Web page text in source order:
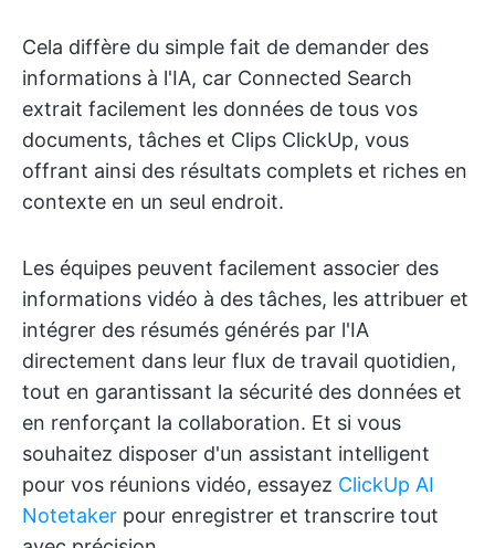
Cela diffère du simple fait de demander des
informations à l'IA, car Connected Search
extrait facilement les données de tous vos
documents, tâches et Clips ClickUp, vous
offrant ainsi des résultats complets et riches en
contexte en un seul endroit.
Les équipes peuvent facilement associer des
informations vidéo à des tâches, les attribuer et
intégrer des résumés générés par l'IA
directement dans leur flux de travail quotidien,
tout en garantissant la sécurité des données et
en renforçant la collaboration. Et si vous
souhaitez disposer d'un assistant intelligent
pour vos réunions vidéo, essayez ClickUp AI
Notetaker pour enregistrer et transcrire tout